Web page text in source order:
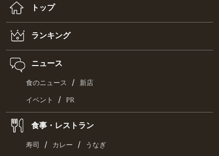
トップ
ランキング
ニュース
食のニュース / 新店
イベント / PR
食事・レストラン
寿司 / カレー / うなぎ